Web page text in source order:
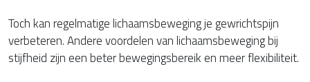
Toch kan regelmatige lichaamsbeweging je gewrichtspijn
verbeteren. Andere voordelen van lichaamsbeweging bij
stijfheid zijn een beter bewegingsbereik en meer flexibiliteit.